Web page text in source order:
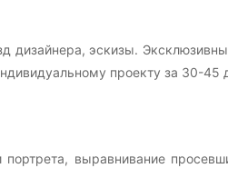
дизайнера, эскизы.
проекту за 30-45
выравнивание